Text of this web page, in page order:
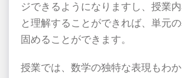
ジできるようになりますし、授業
と理解することができれば、単元
固めることができます。
授業では、数学の独特な表現もわ